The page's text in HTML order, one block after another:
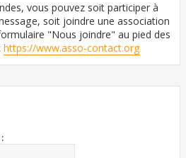
vous pouvez soit participer à
soit joindre une association
"Nous joindre" au pied des
https://www.asso-contact.org